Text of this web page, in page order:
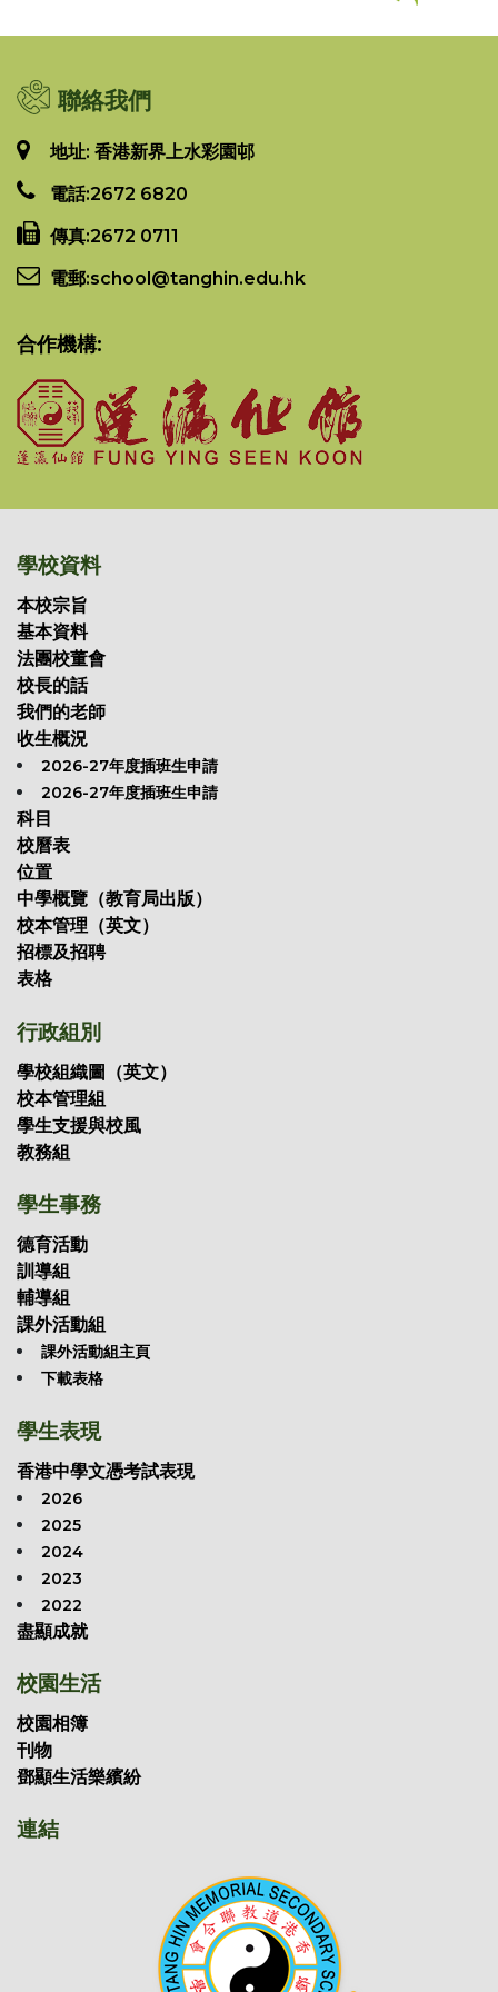
聯絡我們
地址: 香港新界上水彩園邨
電話:2672 6820
傳真:2672 0711
電郵:school@tanghin.edu.hk
合作機構:
學校資料
本校宗旨
基本資料
法團校董會
校長的話
我們的老師
收生概況
2026-27年度插班生申請
2026-27年度插班生申請
科目
校曆表
位置
中學概覽（教育局出版）
校本管理（英文）
招標及招聘
表格
行政組別
學校組織圖（英文）
校本管理組
學生支援與校風
教務組
學生事務
德育活動
訓導組
輔導組
課外活動組
課外活動組主頁
下載表格
學生表現
香港中學文憑考試表現
2026
2025
2024
2023
2022
盡顯成就
校園生活
校園相簿
刊物
鄧顯生活樂繽紛
連結